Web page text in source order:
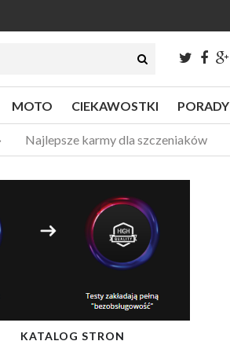
MOTO CIEKAWOSTKI PORADY
Najlepsze karmy dla szczeniaków
KATALOG STRON